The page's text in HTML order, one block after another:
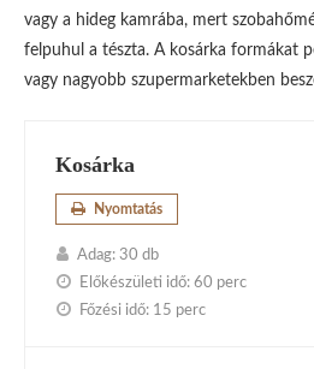
vagy a hideg kamrába, mert
felpuhul a tészta. A kosárka formákat
vagy nagyobb szupermarketekben
Kosárka
Nyomtatás
Adag: 30 db
Előkészületi idő: 60 perc
Főzési idő: 15 perc